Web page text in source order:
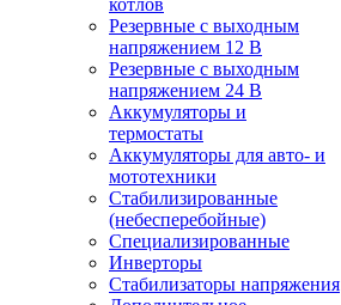
котлов
Резервные с выходным
напряжением 12 В
Резервные с выходным
напряжением 24 В
Аккумуляторы и
термостаты
Аккумуляторы для авто- и
мототехники
Стабилизированные
(небесперебойные)
Специализированные
Инверторы
Стабилизаторы напряжения